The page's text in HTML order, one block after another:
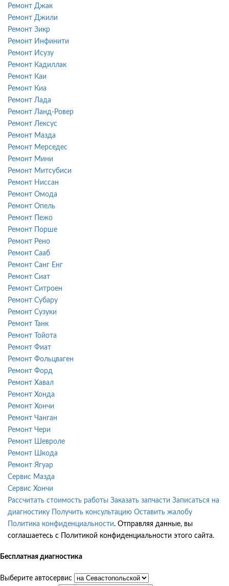
Ремонт Джак
Ремонт Джили
Ремонт Зикр
Ремонт Инфинити
Ремонт Исузу
Ремонт Кадиллак
Ремонт Каи
Ремонт Киа
Ремонт Лада
Ремонт Ланд-Ровер
Ремонт Лексус
Ремонт Мазда
Ремонт Мерседес
Ремонт Мини
Ремонт Митсубиси
Ремонт Ниссан
Ремонт Омода
Ремонт Опель
Ремонт Пежо
Ремонт Порше
Ремонт Рено
Ремонт Сааб
Ремонт Санг Енг
Ремонт Сиат
Ремонт Ситроен
Ремонт Субару
Ремонт Сузуки
Ремонт Танк
Ремонт Тойота
Ремонт Фиат
Ремонт Фольцваген
Ремонт Форд
Ремонт Хавал
Ремонт Хонда
Ремонт Хончи
Ремонт Чанган
Ремонт Чери
Ремонт Шевроле
Ремонт Шкода
Ремонт Ягуар
Сервис Мазда
Сервис Хончи
Рассчитать стоимость работы Заказать запчасти Записаться на
диагностику
Получить консультацию Оставить жалобу
Политика конфиденциальности. Отправляя данные, вы
соглашаетесь с Политикой конфиденциальности этого сайта.
Бесплатная диагностика
Выберите автосервис